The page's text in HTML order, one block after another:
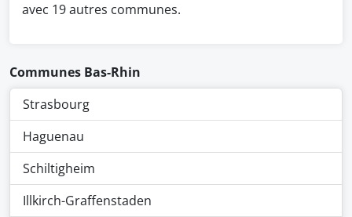
avec 19 autres communes.
Communes Bas-Rhin
Strasbourg
Haguenau
Schiltigheim
Illkirch-Graffenstaden